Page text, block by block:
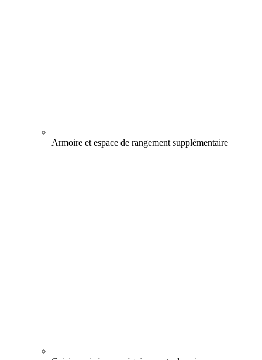
Armoire et espace de rangement supplémentaire